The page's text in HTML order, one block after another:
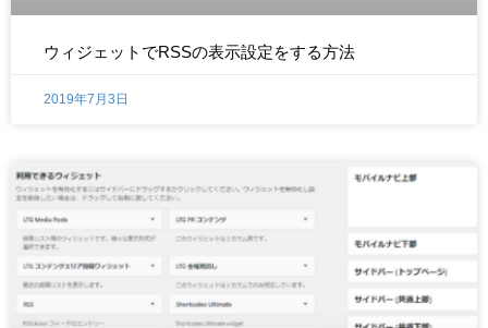
ウィジェットでRSSの表示設定をする方法
2019年7月3日